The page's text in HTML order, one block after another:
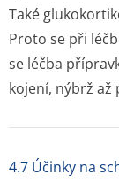
Také
Proto se při
se léčba
kojení, nýbrž až
4.7 Účinky na